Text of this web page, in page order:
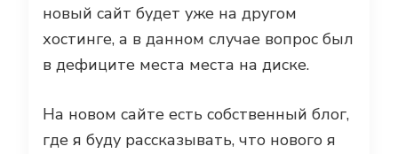
новый сайт будет уже на другом
хостинге, а в данном случае вопрос был
в дефиците места места на диске.
На новом сайте есть собственный блог,
где я буду рассказывать, что нового я